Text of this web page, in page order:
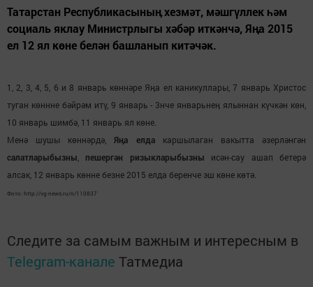
Татарстан Республикасыныӊ хезмәт, мәшгүллек һәм
социаль яклау Министрлыгы хәбәр иткәнчә, Яӊа 2015
ел 12 ял көне белән башланып китәчәк.
1, 2, 3, 4, 5, 6 и 8 январь көннәре Яӊа ел каникуллары, 7 январь Христос
туган көннне бәйрәм итү, 9 январь - 3нче январьнеӊ ялыннан күчкән көн,
10 январь шимбә, 11 январь ял көне.
Менә шушы көннәрдә,Яӊа елдакаршылаган вакытта әзерләнгән
салатларыбызны, пешергән ризыкларыбызны исән-сау ашап бетерә
алсак, 12 январь көнне безне 2015 елда беренче эш көне көтә.
Фото: http://vg-news.ru/n/110837
Следите за самым важным и интересным в
Telegram-канале Татмедиа